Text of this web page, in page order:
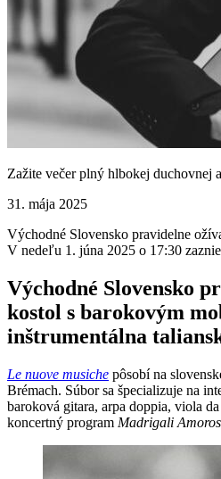
Zažite večer plný hlbokej duchovnej
31. mája 2025
Východné Slovensko pravidelne
V nedeľu 1. júna 2025 o 17:30
Východné Slovensko
kostol s barokovým
inštrumentálna
Le nuove musiche pôsobí na
Brémach. Súbor sa špecializuje na
baroková gitara, arpa doppia, viola
koncertný program Madrigali